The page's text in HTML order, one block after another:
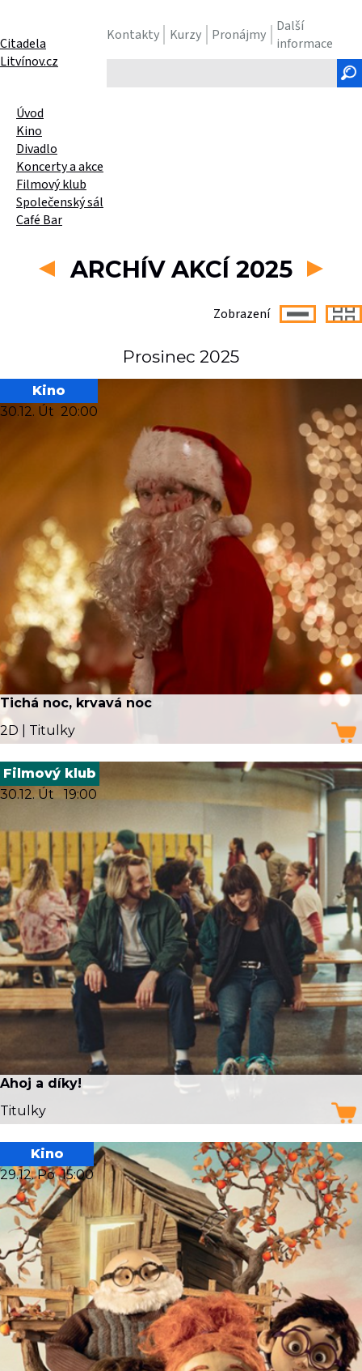
Kontakty Kurzy Pronájmy
Další
informace
text
Citadela
Litvínov.cz
Úvod
Kino
Divadlo
Koncerty a akce
Filmový klub
Společenský sál
Café Bar
ARCHÍV AKCÍ 2025
Zobrazení
Prosinec 2025
30.12. Út 20:00
Kino
Tichá noc, krvavá noc
2D | Titulky
30.12. Út 19:00
Filmový klub
Ahoj a díky!
Titulky
29.12. Po 15:00
Kino